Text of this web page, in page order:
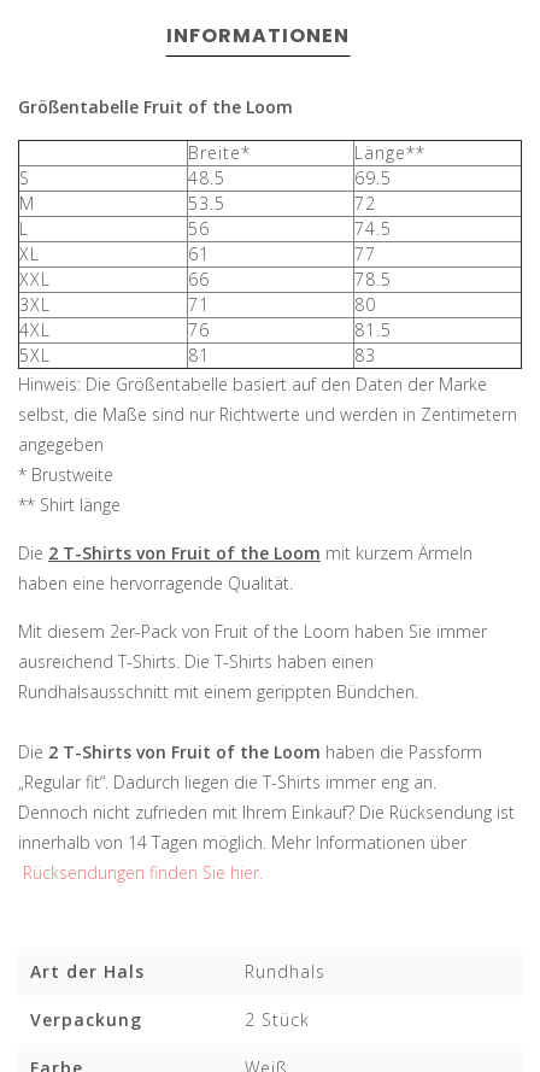
INFORMATIONEN
Größentabelle Fruit of the Loom
Breite*
Länge**
S
48.5
69.5
M
53.5
72
L
56
74.5
XL
61
77
XXL
66
78.5
3XL
71
80
4XL
76
81.5
5XL
81
83
Hinweis: Die Größentabelle basiert auf den Daten der Marke
selbst, die Maße sind nur Richtwerte und werden in Zentimetern
angegeben
* Brustweite
** Shirt länge
Die 2 T-Shirts von Fruit of the Loom mit kurzem Ärmeln
haben eine hervorragende Qualität.
Mit diesem 2er-Pack von Fruit of the Loom haben Sie immer
ausreichend T-Shirts. Die T-Shirts haben einen
Rundhalsausschnitt mit einem gerippten Bündchen.
Die 2 T-Shirts von Fruit of the Loom haben die Passform
„Regular fit“. Dadurch liegen die T-Shirts immer eng an.
Dennoch nicht zufrieden mit Ihrem Einkauf? Die Rücksendung ist
innerhalb von 14 Tagen möglich. Mehr Informationen über
Rücksendungen finden Sie hier.
Art der Hals Rundhals
Verpackung 2 Stück